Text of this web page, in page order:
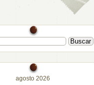
agosto 2026